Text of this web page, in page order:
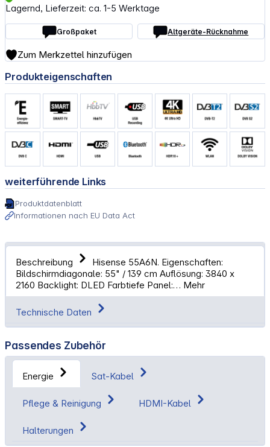
Lagernd, Lieferzeit: ca. 1-5 Werktage
Großpaket Altgeräte-Rücknahme
Zum Merkzettel hinzufügen
Produkteigenschaften
weiterführende Links
Produktdatenblatt
Informationen nach EU Data Act
Beschreibung
Hisense 55A6N. Eigenschaften:
Bildschirmdiagonale: 55" / 139 cm Auflösung: 3840 x
2160 Backlight: DLED Farbtiefe Panel:… Mehr
Technische Daten
Passendes Zubehör
Energie Sat-Kabel
Pflege & Reinigung HDMI-Kabel
Halterungen